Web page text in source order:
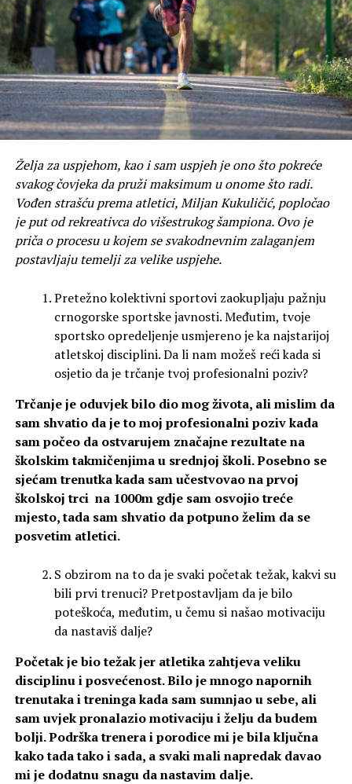
Želja za uspjehom, kao i sam uspjeh je ono što pokreće
svakog čovjeka da pruži maksimum u onome što radi.
Vođen strašću prema atletici, Miljan Kukuličić, popločao
je put od rekreativca do višestrukog šampiona. Ovo je
priča o procesu u kojem se svakodnevnim zalaganjem
postavljaju temelji za velike uspjehe.
Pretežno kolektivni sportovi zaokupljaju pažnju
crnogorske sportske javnosti. Međutim, tvoje
sportsko opredeljenje usmjereno je ka najstarijoj
atletskoj disciplini. Da li nam možeš reći kada si
osjetio da je trčanje tvoj profesionalni poziv?
Trčanje je oduvjek bilo dio mog života, ali mislim da
sam shvatio da je to moj profesionalni poziv kada
sam počeo da ostvarujem značajne rezultate na
školskim takmičenjima u srednjoj školi. Posebno se
sjećam trenutka kada sam učestvovao na prvoj
školskoj trci na 1000m gdje sam osvojio treće
mjesto, tada sam shvatio da potpuno želim da se
posvetim atletici.
S obzirom na to da je svaki početak težak, kakvi su
bili prvi trenuci? Pretpostavljam da je bilo
poteškoća, međutim, u čemu si našao motivaciju
da nastaviš dalje?
Početak je bio težak jer atletika zahtjeva veliku
disciplinu i posvećenost. Bilo je mnogo napornih
trenutaka i treninga kada sam sumnjao u sebe, ali
sam uvjek pronalazio motivaciju i želju da budem
bolji. Podrška trenera i porodice mi je bila ključna
kako tada tako i sada, a svaki mali napredak davao
mi je dodatnu snagu da nastavim dalje.